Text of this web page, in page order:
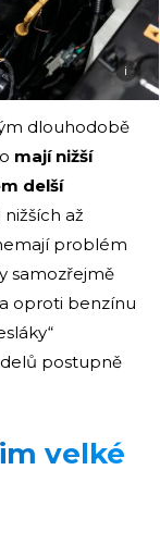
i
dlouhodobě
mají nižší
delší
až
problém
samozřejmě
oproti benzínu
postupně
velké